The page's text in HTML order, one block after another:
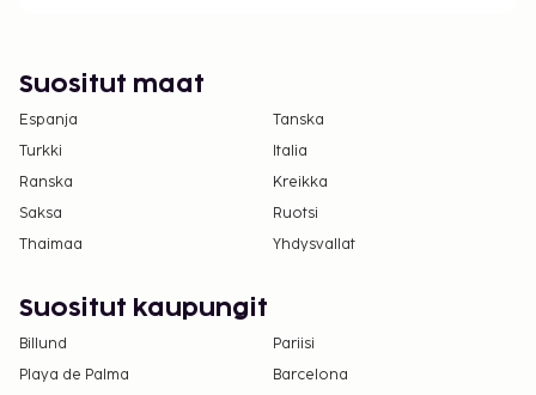
saattavat muuttua.
Kansallisten määräysten vuoksi käteismaksut
eivät voi ylittää 500 EUR:n suuruista summaa
tässä majoituspaikassa. Saat lisätietoja asiasta
ottamalla yhteyttä majoituspaikkaan
varausvahvistuksessa olevien tietojen avulla.
toukokuuta – 31. lokakuuta.
Asiakkaita, jotka ovat 16 vuoden ikäisiä tai
nuorempia, ei saa tuoda tähän vain aikuisille
tarkoitettuun majoituspaikkaan.
Suositut maat
Espanja
Tanska
Turkki
Italia
Ranska
Kreikka
Saksa
Ruotsi
Thaimaa
Yhdysvallat
Suositut kaupungit
Billund
Pariisi
Playa de Palma
Barcelona